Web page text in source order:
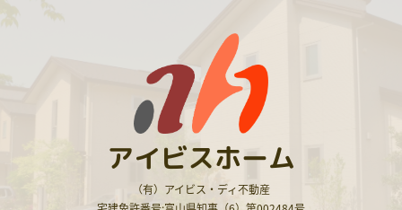
アイビスホーム
（有）アイビス・ディ不動産